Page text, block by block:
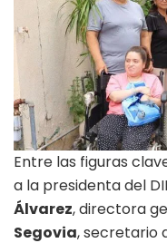
Entre las figuras
a la presidenta del
Álvarez, directora
Segovia, secretario